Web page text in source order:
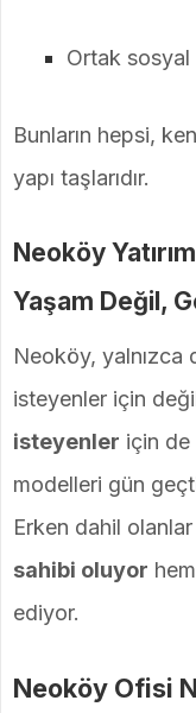
Ortak
Bunların hepsi,
yapı taşlarıdır.
Neoköy
Yaşam Değil,
Neoköy, yalnızca
isteyenler için
isteyenler için
modelleri gün
Erken dahil
sahibi oluyor
ediyor.
Neoköy Ofisi